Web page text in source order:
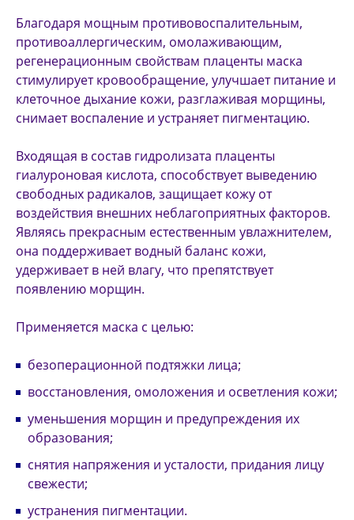
Благодаря мощным противовоспалительным,
противоаллергическим, омолаживающим,
регенерационным свойствам плаценты маска
стимулирует кровообращение, улучшает питание и
клеточное дыхание кожи, разглаживая морщины,
снимает воспаление и устраняет пигментацию.
Входящая в состав гидролизата плаценты
гиалуроновая кислота, способствует выведению
свободных радикалов, защищает кожу от
воздействия внешних неблагоприятных факторов.
Являясь прекрасным естественным увлажнителем,
она поддерживает водный баланс кожи,
удерживает в ней влагу, что препятствует
появлению морщин.
Применяется маска с целью:
безоперационной подтяжки лица;
восстановления, омоложения и осветления кожи;
уменьшения морщин и предупреждения их
образования;
снятия напряжения и усталости, придания лицу
свежести;
устранения пигментации.